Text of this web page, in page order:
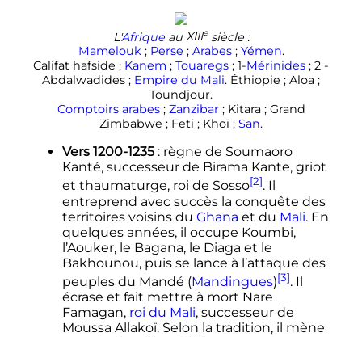
L' Afriqueau XIIIe siècle :
Mamelouk ; Perse ; Arabes ; Yémen.
Califat hafside ; Kanem ; Touaregs ; 1-Mérinides ; 2 -
Abdalwadides ; Empire du Mali. Éthiopie ; Aloa ;
Toundjour.
Comptoirs arabes ; Zanzibar ; Kitara ; Grand
Zimbabwe ; Feti ; Khoï ; San.
Vers 1200-1235 : règne de Soumaoro
Kanté, successeur de Birama Kante, griot
et thaumaturge, roi de Sosso[2]. Il
entreprend avec succès la conquête des
territoires voisins du Ghana et du Mali. En
quelques années, il occupe Koumbi,
l’Aouker, le Bagana, le Diaga et le
Bakhounou, puis se lance à l’attaque des
peuples du Mandé (Mandingues)[3]. Il
écrase et fait mettre à mort Nare
Famagan, roi du Mali, successeur de
Moussa Allakoï. Selon la tradition, il mène